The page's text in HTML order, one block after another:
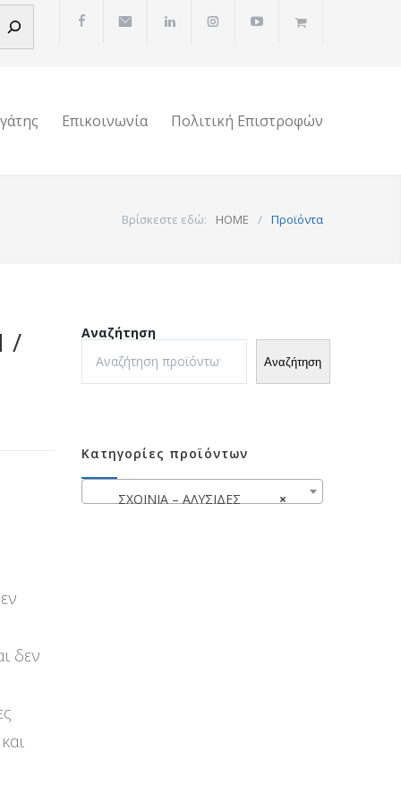
Επικοινωνία Πολιτική Επιστροφών
Βρίσκεστε εδώ: HOME / Προϊόντα
/
δεν
Αναζήτηση
Αναζήτηση
Κατηγορίες προϊόντων
×
ΣΧΟΙΝΙΑ – ΑΛΥΣΙΔΕΣ